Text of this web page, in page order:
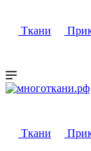
Ткани
Ткани